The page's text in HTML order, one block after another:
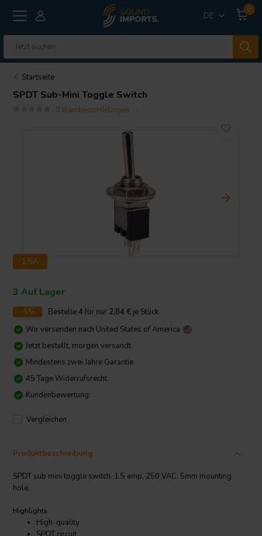
DE
0
Startseite
SPDT Sub-Mini Toggle Switch
0 klantbeoordelingen
1.5A
3 Auf Lager
-5% Bestelle4 für nur 2,84 € je Stück
Wir versenden nach United States of America
Jetzt bestellt, morgen versandt
Mindestens zwei Jahre Garantie
45 Tage Widerrufsrecht
Kundenbewertung:
Vergleichen
Produktbeschreibung
SPDT sub mini toggle switch. 1.5 amp, 250 VAC. 5mm mounting
hole.
Highlights
High-quality